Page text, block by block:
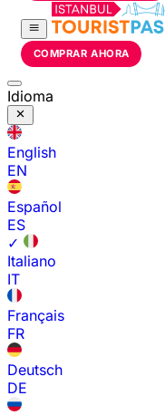
COMPRAR AHORA
Idioma
English
EN
Español
ES
✓
Italiano
IT
Français
FR
Deutsch
DE